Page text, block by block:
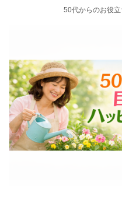
50代からのお役立